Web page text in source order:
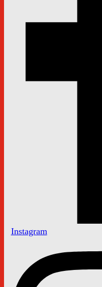
Instagram